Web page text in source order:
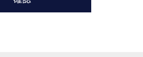
たします。